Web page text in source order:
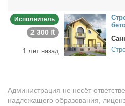
Исполнитель
2 300 ₶
1 лет назад
Администрация не несёт
надлежащего образования,